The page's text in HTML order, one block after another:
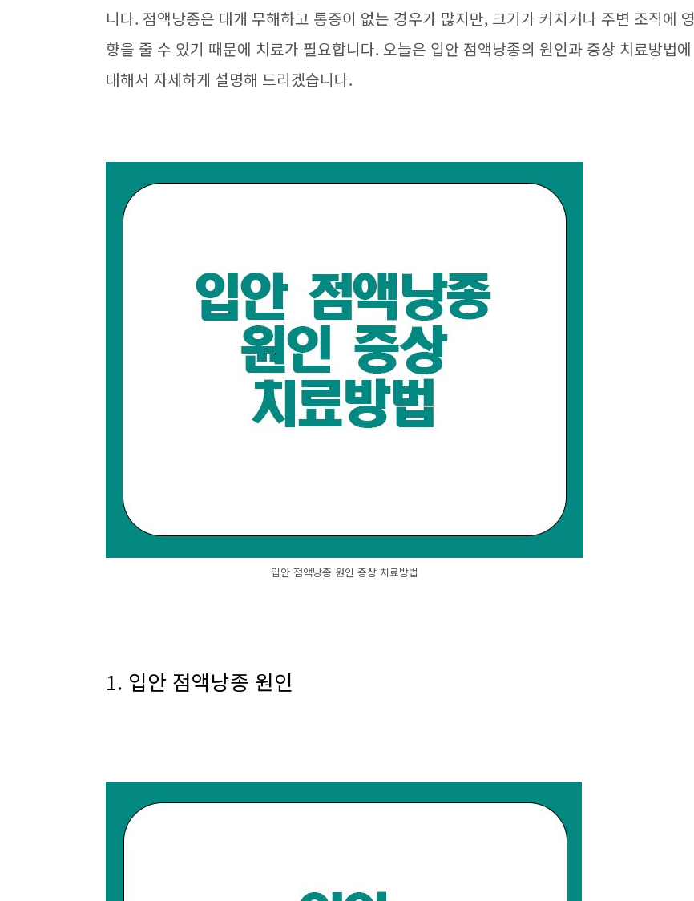
니다. 점액낭종은 대개 무해하고 통증이 없는 경우가 많지만, 크기가 커지거나 주변 조직에 영
향을 줄 수 있기 때문에 치료가 필요합니다. 오늘은 입안 점액낭종의 원인과 증상 치료방법에
대해서 자세하게 설명해 드리겠습니다.
입안 점액낭종 원인 증상 치료방법
1. 입안 점액낭종 원인